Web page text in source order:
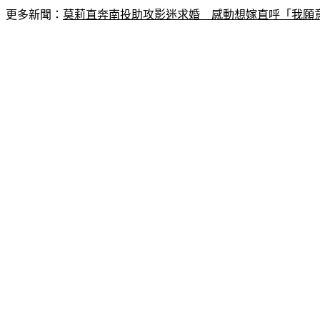
更多新聞： 莫莉直奔南投助攻影迷求婚　感動想嫁直呼「我願